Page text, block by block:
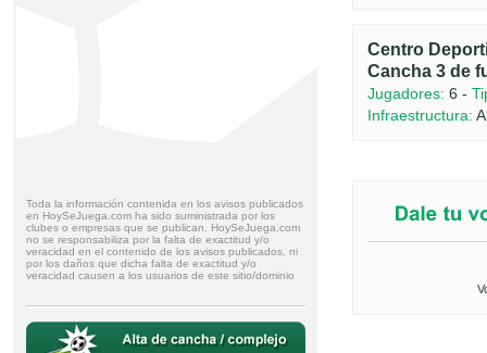
Toda la información contenida en los avisos publicados
en HoySeJuega.com ha sido suministrada por los
clubes o empresas que se publican. HoySeJuega.com
no se responsabiliza por la falta de exactitud y/o
veracidad en el contenido de los avisos publicados, ni
por los daños que dicha falta de exactitud y/o
veracidad causen a los usuarios de este sitio/dominio
Centro
Cancha 3 de
Jugadores: 6 -
Infraestructura: